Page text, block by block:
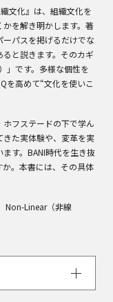
文化』は、組織文化を
を解き明かします。著
パスを掲げるだけでな
と説きます。そのカギ
」です。多様な個性を
を高めて“文化を使いこ
フステードの下で学ん
た実体験や、変革を実
す。BANI時代を生き抜
。本書には、その具体
Non-Linear（非線